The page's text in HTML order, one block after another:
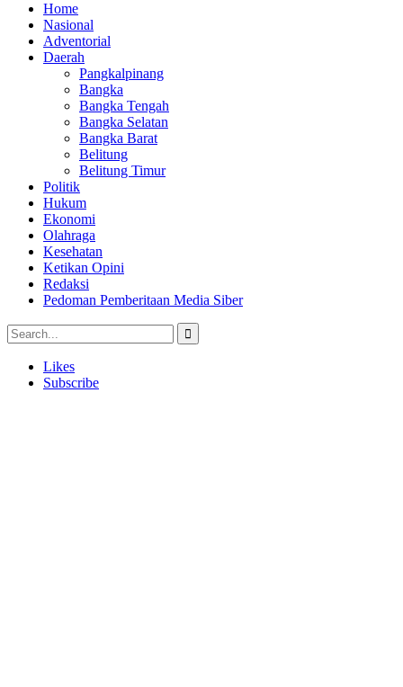
Home
Nasional
Adventorial
Daerah
Pangkalpinang
Bangka
Bangka Tengah
Bangka Selatan
Bangka Barat
Belitung
Belitung Timur
Politik
Hukum
Ekonomi
Olahraga
Kesehatan
Ketikan Opini
Redaksi
Pedoman Pemberitaan Media Siber
Likes
Subscribe